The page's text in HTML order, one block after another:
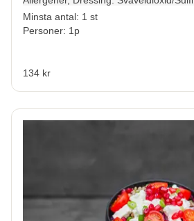
Minsta antal: 1 st
Personer: 1p
134 kr